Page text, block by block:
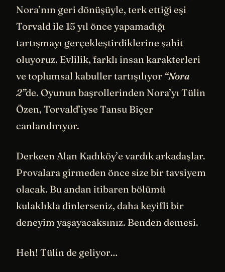
Nora’nın geri dönüşüyle, terk ettiği eşi
Torvald ile 15 yıl önce yapamadığı
tartışmayı gerçekleştirdiklerine şahit
oluyoruz. Evlilik, farklı insan karakterleri
ve toplumsal kabuller tartışılıyor “Nora
2”de. Oyunun başrollerinden Nora’yı Tülin
Özen, Torvald’iyse Tansu Biçer
canlandırıyor.
Derkeen Alan Kadıköy’e vardık arkadaşlar.
Provalara girmeden önce size bir tavsiyem
olacak. Bu andan itibaren bölümü
kulaklıkla dinlerseniz, daha keyifli bir
deneyim yaşayacaksınız. Benden demesi.
Heh! Tülin de geliyor…